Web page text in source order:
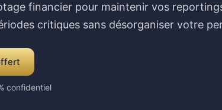
financier pour maintenir vos
critiques sans désorganiser votre
confidentiel